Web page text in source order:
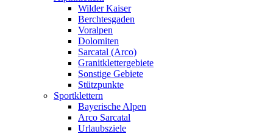
Wilder Kaiser
Berchtesgaden
Voralpen
Dolomiten
Sarcatal (Arco)
Granitklettergebiete
Sonstige Gebiete
Stützpunkte
Sportklettern
Bayerische Alpen
Arco Sarcatal
Urlaubsziele